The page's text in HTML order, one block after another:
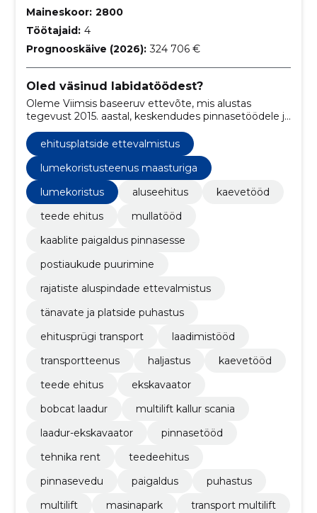
Maineskoor: 2800
Töötajaid: 4
Prognooskäive (2026): 324 706 €
Oled väsinud labidatöödest?
Oleme Viimsis baseeruv ettevõte, mis alustas
tegevust 2015. aastal, keskendudes pinnasetöödele ja
erinevatele aluse-ehitus töödele.
ehitusplatside ettevalmistus
lumekoristusteenus maasturiga
lumekoristus
aluseehitus
kaevetööd
teede ehitus
mullatööd
kaablite paigaldus pinnasesse
postiaukude puurimine
rajatiste aluspindade ettevalmistus
tänavate ja platside puhastus
ehitusprügi transport
laadimistööd
transportteenus
haljastus
kaevetööd
teede ehitus
ekskavaator
bobcat laadur
multilift kallur scania
laadur-ekskavaator
pinnasetööd
tehnika rent
teedeehitus
pinnasevedu
paigaldus
puhastus
multilift
masinapark transport multilift